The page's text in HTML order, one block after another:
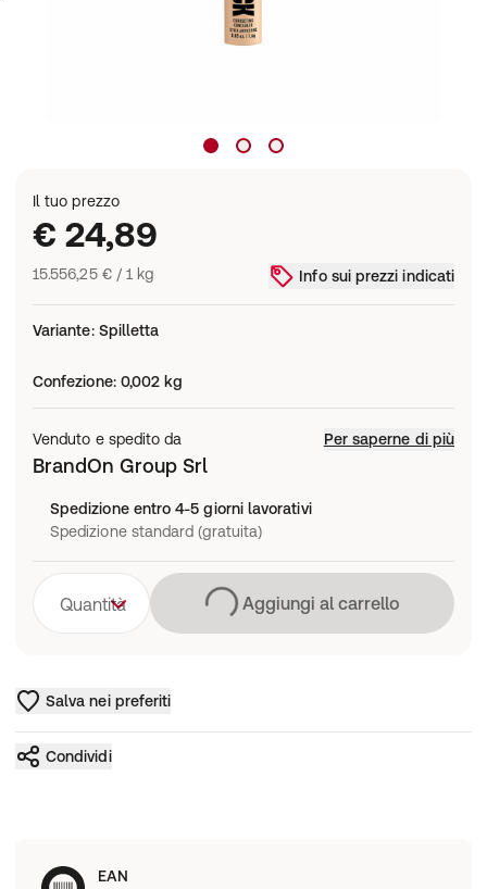
Il tuo prezzo
€ 24,89
15.556,25 € / 1 kg Info sui prezzi indicati
Variante: Spilletta
Confezione: 0,002 kg
Venduto e spedito da Per saperne di più
BrandOn Group Srl
Spedizione entro 4-5 giorni lavorativi
Spedizione standard (gratuita)
Quantità Caricamento in
Aggiungi al carrello
Salva nei preferiti
Condividi
EAN